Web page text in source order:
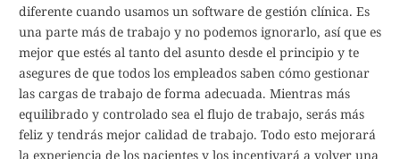
diferente cuando usamos un software de gestión clínica. Es
una parte más de trabajo y no podemos ignorarlo, así que es
mejor que estés al tanto del asunto desde el principio y te
asegures de que todos los empleados saben cómo gestionar
las cargas de trabajo de forma adecuada. Mientras más
equilibrado y controlado sea el flujo de trabajo, serás más
feliz y tendrás mejor calidad de trabajo. Todo esto mejorará
la experiencia de los pacientes y los incentivará a volver una